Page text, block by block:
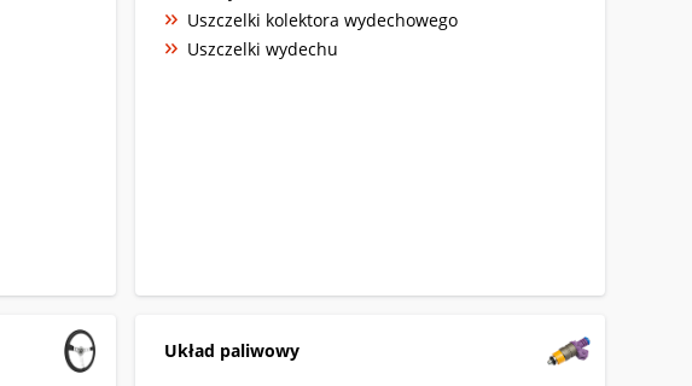
Uszczelki kolektora wydechowego
Uszczelki wydechu
Układ paliwowy